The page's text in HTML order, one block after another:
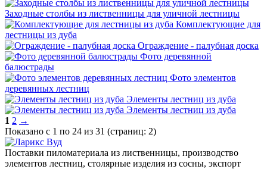
Заходные столбы из лиственницы для уличной лестницы
Комплектующие для
лестницы из дуба
Ограждение - палубная доска
Фото деревянной
балюстрады
Фото элементов
деревянных лестниц
Элементы лестниц из дуба
Элементы лестниц из дуба
1 2 →
Показано с 1 по 24 из 31 (страниц: 2)
Поставки пиломатериала из лиственницы, производство
элементов лестниц, столярные изделия из сосны, экспорт